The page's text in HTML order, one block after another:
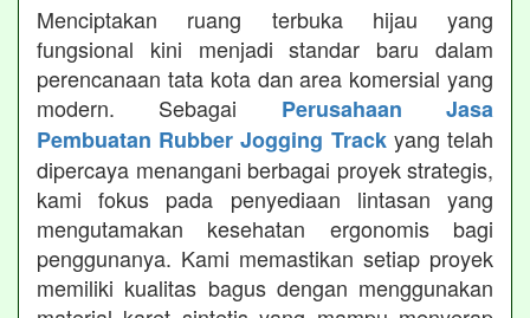
Menciptakan ruang terbuka hijau yang
fungsional kini menjadi standar baru dalam
perencanaan tata kota dan area komersial yang
modern. Sebagai Perusahaan Jasa
Pembuatan Rubber Jogging Trackyang telah
dipercaya menangani berbagai proyek strategis,
kami fokus pada penyediaan lintasan yang
mengutamakan kesehatan ergonomis bagi
penggunanya. Kami memastikan setiap proyek
memiliki kualitas bagus dengan menggunakan